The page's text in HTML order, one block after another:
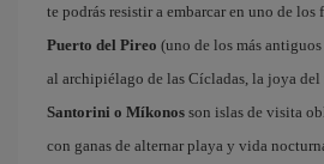
te podrás resistir a embarcar en uno de los
Puerto del Pireo (uno de los más
al archipiélago de las Cícladas, la joya del
Santorini o Míkonos son islas de visita
con ganas de alternar playa y vida